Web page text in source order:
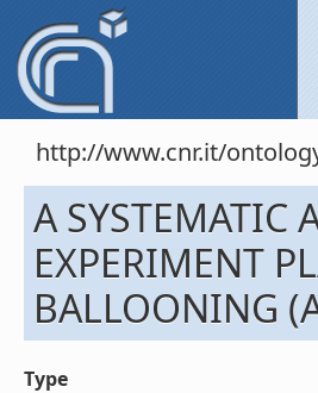
http://www.cnr.it/
A SYSTEMATIC
EXPERIMENT
BALLOONING
Type